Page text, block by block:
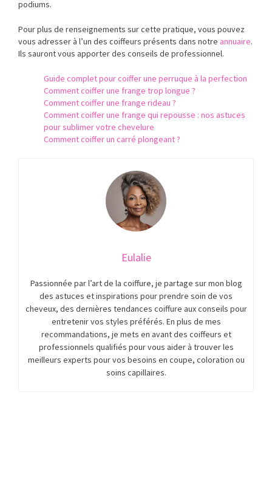
podiums.
Pour plus de renseignements sur cette pratique, vous pouvez
vous adresser à l’un des coiffeurs présents dans notre annuaire.
Ils sauront vous apporter des conseils de professionnel.
Guide complet pour coiffer une perruque à la perfection
Comment coiffer une frange trop longue ?
Comment coiffer une frange rideau ?
Comment coiffer une frange qui repousse : nos astuces
pour sublimer votre chevelure
Comment coiffer un carré plongeant ?
Eulalie
Passionnée par l’art de la coiffure, je partage sur mon blog
des astuces et inspirations pour prendre soin de vos
cheveux, des dernières tendances coiffure aux conseils pour
entretenir vos styles préférés. En plus de mes
recommandations, je mets en avant des coiffeurs et
professionnels qualifiés pour vous aider à trouver les
meilleurs experts pour vos besoins en coupe, coloration ou
soins capillaires.